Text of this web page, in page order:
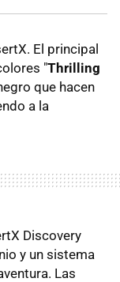
El principal
"Thrilling
que hacen
a la
Discovery
y un sistema
Las